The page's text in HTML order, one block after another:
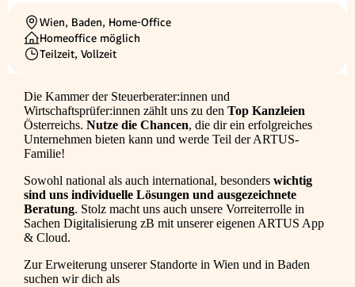
Ortschaft
Wien, Baden, Home-Office
Homeoffice möglich
Beschäftigungsart
Teilzeit, Vollzeit
Die Kammer der Steuerberater:innen und
Wirtschaftsprüfer:innen zählt uns zu den Top Kanzleien
Österreichs. Nutze die Chancen, die dir ein erfolgreiches
Unternehmen bieten kann und werde Teil der ARTUS-
Familie!
Sowohl national als auch international, besonders wichtig
sind uns individuelle Lösungen und ausgezeichnete
Beratung. Stolz macht uns auch unsere Vorreiterrolle in
Sachen Digitalisierung zB mit unserer eigenen ARTUS App
& Cloud.
Zur Erweiterung unserer Standorte in Wien und in Baden
suchen wir dich als